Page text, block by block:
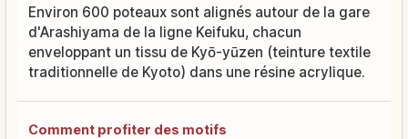
Environ 600 poteaux sont alignés autour de la gare
d'Arashiyama de la ligne Keifuku, chacun
enveloppant un tissu de Kyō-yūzen (teinture textile
traditionnelle de Kyoto) dans une résine acrylique.
Comment profiter des motifs